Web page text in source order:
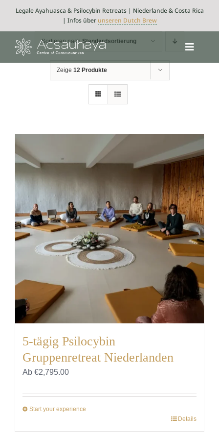
content
Legale Ayahuasca & Psilocybin Retreats | Niederlande & Costa Rica
| Infos über unseren Dutch Brew
Toggle
Blog
Kundenstimmen
Cart
Sortieren nachStandardsortierung
Zeige 12 Produkte
5-tägig Psilocybin
Gruppenretreat Niederlanden
Ab €2,795.00
Start your experience
Details